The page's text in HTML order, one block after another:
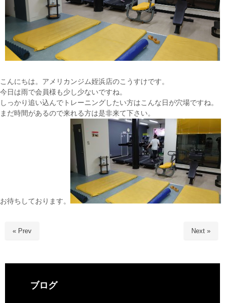
こんにちは。アメリカンジム姪浜店のこうすけです。
今日は雨で会員様も少し少ないですね。
しっかり追い込んでトレーニングしたい方はこんな日が穴場ですね。
まだ時間があるので来れる方は是非来て下さい。
お待ちしております。
« Prev Next »
ブログ